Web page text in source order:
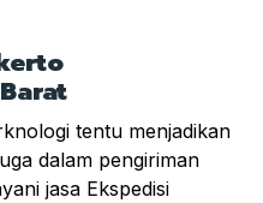
tentu menjadikan
dalam pengiriman
jasa Ekspedisi